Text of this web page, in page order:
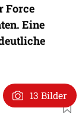
Force
Eine
Foto: Patrick Hoeveler
13 Bilder